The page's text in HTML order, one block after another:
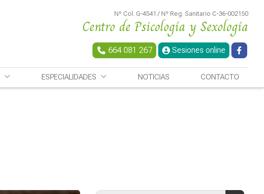
Nº Col. G-4541 / Nº Reg. Sanitario C-36-002150
Centro de Psicología y Sexología
664 081 267 Sesiones online
ESPECIALIDADES NOTICIAS CONTACTO